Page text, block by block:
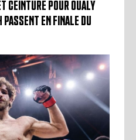
CEINTURE POUR OUALY
EN FINALE DU